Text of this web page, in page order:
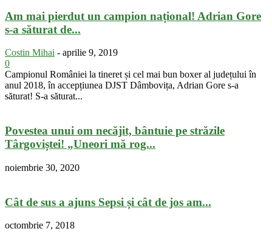
Am mai pierdut un campion național! Adrian Gore
s-a săturat de...
Costin Mihai - aprilie 9, 2019
0
Campionul României la tineret și cel mai bun boxer al județului în
anul 2018, în accepțiunea DJST Dâmbovița, Adrian Gore s-a
săturat! S-a săturat...
Povestea unui om necăjit, bântuie pe străzile
Târgoviștei! „Uneori mă rog...
noiembrie 30, 2020
Cât de sus a ajuns Sepsi și cât de jos am...
octombrie 7, 2018